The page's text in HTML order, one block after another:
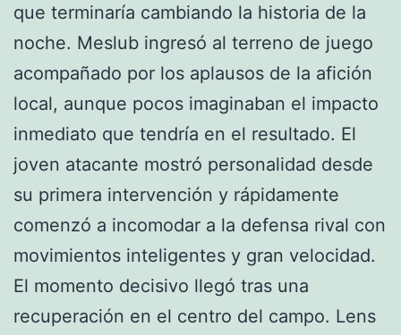
que terminaría cambiando la historia de la
noche. Meslub ingresó al terreno de juego
acompañado por los aplausos de la afición
local, aunque pocos imaginaban el impacto
inmediato que tendría en el resultado. El
joven atacante mostró personalidad desde
su primera intervención y rápidamente
comenzó a incomodar a la defensa rival con
movimientos inteligentes y gran velocidad.
El momento decisivo llegó tras una
recuperación en el centro del campo. Lens